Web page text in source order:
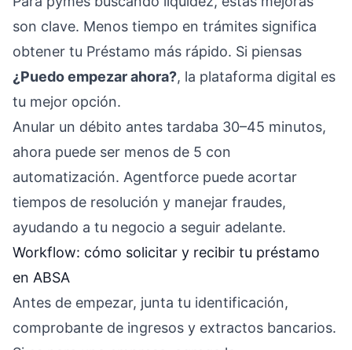
son clave. Menos tiempo en trámites significa
obtener tu Préstamo más rápido. Si piensas
¿Puedo empezar ahora?, la plataforma digital es
tu mejor opción.
Anular un débito antes tardaba 30–45 minutos,
ahora puede ser menos de 5 con
automatización. Agentforce puede acortar
tiempos de resolución y manejar fraudes,
ayudando a tu negocio a seguir adelante.
Workflow: cómo solicitar y recibir tu préstamo
en ABSA
Antes de empezar, junta tu identificación,
comprobante de ingresos y extractos bancarios.